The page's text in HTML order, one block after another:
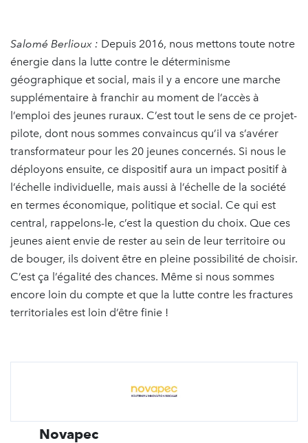
Salomé Berlioux : Depuis 2016, nous mettons toute notre
énergie dans la lutte contre le déterminisme
géographique et social, mais il y a encore une marche
supplémentaire à franchir au moment de l’accès à
l’emploi des jeunes ruraux. C’est tout le sens de ce projet-
pilote, dont nous sommes convaincus qu’il va s’avérer
transformateur pour les 20 jeunes concernés. Si nous le
déployons ensuite, ce dispositif aura un impact positif à
l’échelle individuelle, mais aussi à l’échelle de la société
en termes économique, politique et social. Ce qui est
central, rappelons-le, c’est la question du choix. Que ces
jeunes aient envie de rester au sein de leur territoire ou
de bouger, ils doivent être en pleine possibilité de choisir.
C’est ça l’égalité des chances. Même si nous sommes
encore loin du compte et que la lutte contre les fractures
territoriales est loin d’être finie !
Novapec